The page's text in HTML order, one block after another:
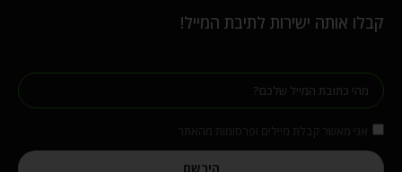
קבלו אותה ישירות לתיבת המייל!
הירשם